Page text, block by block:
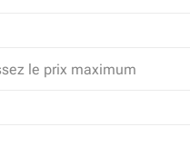
option Round trip Selected